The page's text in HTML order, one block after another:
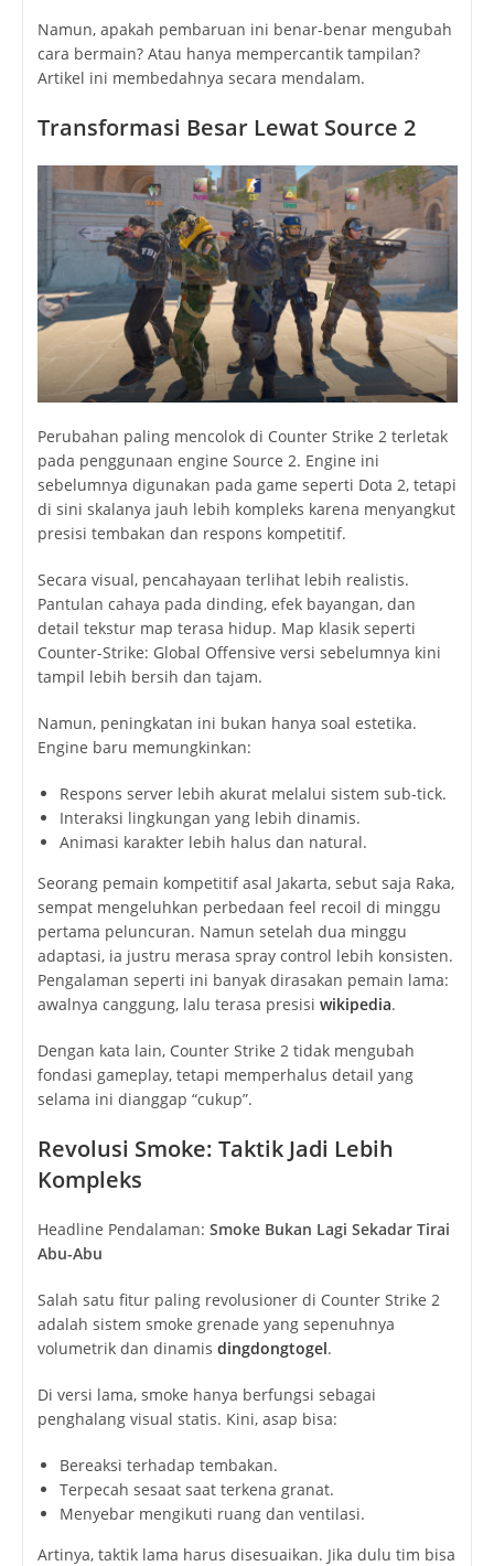
Namun, apakah pembaruan ini benar-benar mengubah
cara bermain? Atau hanya mempercantik tampilan?
Artikel ini membedahnya secara mendalam.
Transformasi Besar Lewat Source 2
Perubahan paling mencolok di Counter Strike 2 terletak
pada penggunaan engine Source 2. Engine ini
sebelumnya digunakan pada game seperti Dota 2, tetapi
di sini skalanya jauh lebih kompleks karena menyangkut
presisi tembakan dan respons kompetitif.
Secara visual, pencahayaan terlihat lebih realistis.
Pantulan cahaya pada dinding, efek bayangan, dan
detail tekstur map terasa hidup. Map klasik seperti
Counter-Strike: Global Offensive versi sebelumnya kini
tampil lebih bersih dan tajam.
Namun, peningkatan ini bukan hanya soal estetika.
Engine baru memungkinkan:
Respons server lebih akurat melalui sistem sub-tick.
Interaksi lingkungan yang lebih dinamis.
Animasi karakter lebih halus dan natural.
Seorang pemain kompetitif asal Jakarta, sebut saja Raka,
sempat mengeluhkan perbedaan feel recoil di minggu
pertama peluncuran. Namun setelah dua minggu
adaptasi, ia justru merasa spray control lebih konsisten.
Pengalaman seperti ini banyak dirasakan pemain lama:
awalnya canggung, lalu terasa presisi wikipedia.
Dengan kata lain, Counter Strike 2 tidak mengubah
fondasi gameplay, tetapi memperhalus detail yang
selama ini dianggap “cukup”.
Revolusi Smoke: Taktik Jadi Lebih
Kompleks
Headline Pendalaman: Smoke Bukan Lagi Sekadar Tirai
Abu-Abu
Salah satu fitur paling revolusioner di Counter Strike 2
adalah sistem smoke grenade yang sepenuhnya
volumetrik dan dinamis dingdongtogel.
Di versi lama, smoke hanya berfungsi sebagai
penghalang visual statis. Kini, asap bisa:
Bereaksi terhadap tembakan.
Terpecah sesaat saat terkena granat.
Menyebar mengikuti ruang dan ventilasi.
Artinya, taktik lama harus disesuaikan. Jika dulu tim bisa